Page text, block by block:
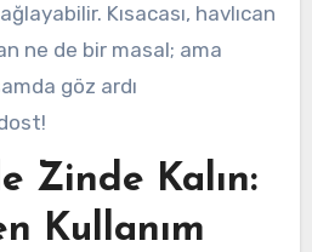
Kısacası, havlıcan
ne de bir masal; ama
göz ardı
Zinde Kalın:
Kullanım